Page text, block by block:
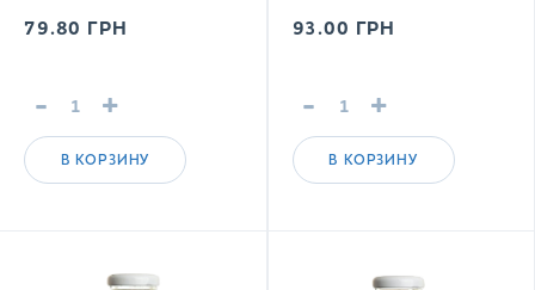
79.80 ГРН
- +
В КОРЗИНУ
93.00 ГРН
- +
В КОРЗИНУ